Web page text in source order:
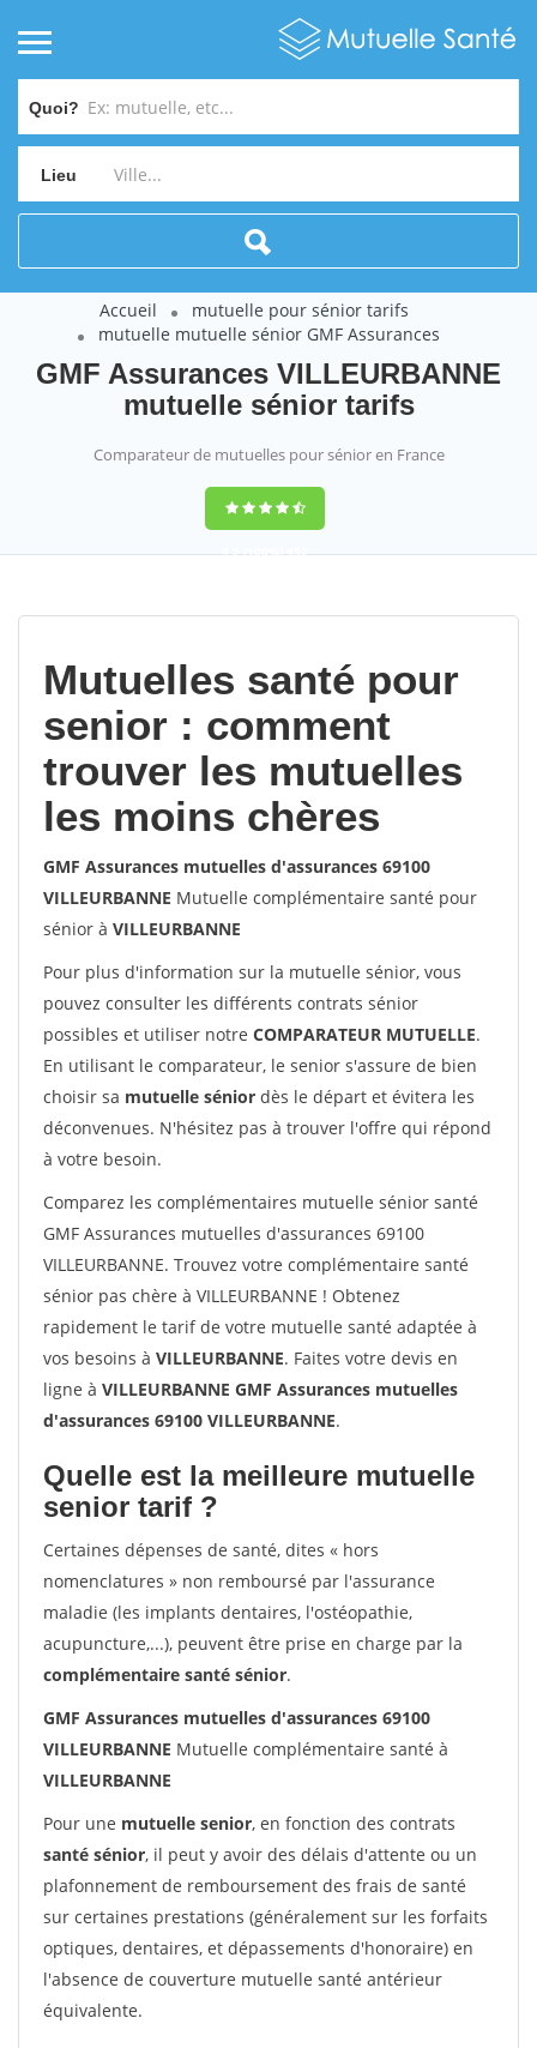
Quoi?
Lieu
Accueil
mutuelle pour sénior tarifs
mutuelle mutuelle sénior GMF Assurances
GMF Assurances VILLEURBANNE
mutuelle sénior tarifs
Comparateur de mutuelles pour sénior en France
9,2(100%)452
Mutuelles santé pour
senior : comment
trouver les mutuelles
les moins chères
GMF Assurances mutuelles d'assurances 69100
VILLEURBANNE Mutuelle complémentaire santé pour
sénior à VILLEURBANNE
Pour plus d'information sur la mutuelle sénior, vous
pouvez consulter les différents contrats sénior
possibles et utiliser notre COMPARATEUR MUTUELLE.
En utilisant le comparateur, le senior s'assure de bien
choisir sa mutuelle sénior dès le départ et évitera les
déconvenues. N'hésitez pas à trouver l'offre qui répond
à votre besoin.
Comparez les complémentaires mutuelle sénior santé
GMF Assurances mutuelles d'assurances 69100
VILLEURBANNE. Trouvez votre complémentaire santé
sénior pas chère à VILLEURBANNE ! Obtenez
rapidement le tarif de votre mutuelle santé adaptée à
vos besoins à VILLEURBANNE. Faites votre devis en
ligne à VILLEURBANNE GMF Assurances mutuelles
d'assurances 69100 VILLEURBANNE.
Quelle est la meilleure mutuelle
senior tarif ?
Certaines dépenses de santé, dites « hors
nomenclatures » non remboursé par l'assurance
maladie (les implants dentaires, l'ostéopathie,
acupuncture,...), peuvent être prise en charge par la
complémentaire santé sénior.
GMF Assurances mutuelles d'assurances 69100
VILLEURBANNE Mutuelle complémentaire santé à
VILLEURBANNE
Pour une mutuelle senior, en fonction des contrats
santé sénior, il peut y avoir des délais d'attente ou un
plafonnement de remboursement des frais de santé
sur certaines prestations (généralement sur les forfaits
optiques, dentaires, et dépassements d'honoraire) en
l'absence de couverture mutuelle santé antérieur
équivalente.